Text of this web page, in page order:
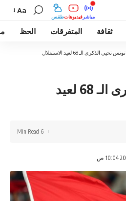
طقسفيديوهات مباشر
Aa
ثقافة المتفرقات الحظ
تونس تحيي الذكرى الـ 68 لعيد الاستقلال
تونس تحيي الذكرى الـ 68 لعيد
6 Min Read